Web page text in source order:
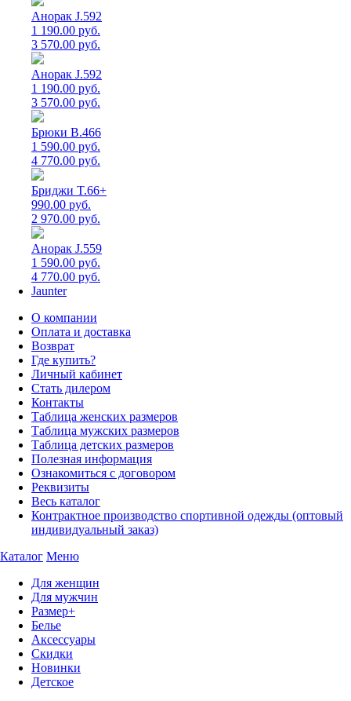
Анорак J.592
1 190.00 руб.
3 570.00 руб.
Анорак J.592
1 190.00 руб.
3 570.00 руб.
Брюки B.466
1 590.00 руб.
4 770.00 руб.
Бриджи T.66+
990.00 руб.
2 970.00 руб.
Анорак J.559
1 590.00 руб.
4 770.00 руб.
Jaunter
О компании
Оплата и доставка
Возврат
Где купить?
Личный кабинет
Стать дилером
Контакты
Таблица женских размеров
Таблица мужских размеров
Таблица детских размеров
Полезная информация
Ознакомиться с договором
Реквизиты
Весь каталог
Контрактное производство спортивной одежды (оптовый
индивидуальный заказ)
Каталог Меню
Для женщин
Для мужчин
Размер+
Белье
Аксессуары
Скидки
Новинки
Детское